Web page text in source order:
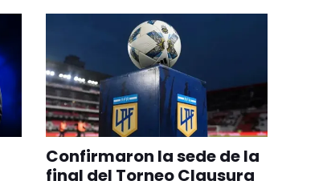
Confirmaron la sede de la
final del Torneo Clausura